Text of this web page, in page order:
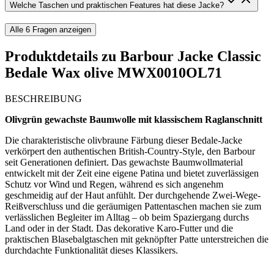
Welche Taschen und praktischen Features hat diese Jacke?
Alle 6 Fragen anzeigen
Produktdetails zu Barbour Jacke Classic
Bedale Wax olive MWX0010OL71
BESCHREIBUNG
Olivgrün gewachste Baumwolle mit klassischem Raglanschnitt
Die charakteristische olivbraune Färbung dieser Bedale-Jacke
verkörpert den authentischen British-Country-Style, den Barbour
seit Generationen definiert. Das gewachste Baumwollmaterial
entwickelt mit der Zeit eine eigene Patina und bietet zuverlässigen
Schutz vor Wind und Regen, während es sich angenehm
geschmeidig auf der Haut anfühlt. Der durchgehende Zwei-Wege-
Reißverschluss und die geräumigen Pattentaschen machen sie zum
verlässlichen Begleiter im Alltag – ob beim Spaziergang durchs
Land oder in der Stadt. Das dekorative Karo-Futter und die
praktischen Blasebalgtaschen mit geknöpfter Patte unterstreichen die
durchdachte Funktionalität dieses Klassikers.